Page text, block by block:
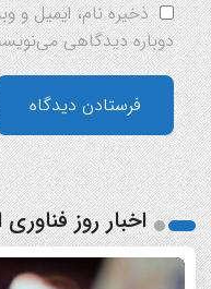
ذخیره نام، ایمیل و
دوباره دیدگاهی
اخبار روز